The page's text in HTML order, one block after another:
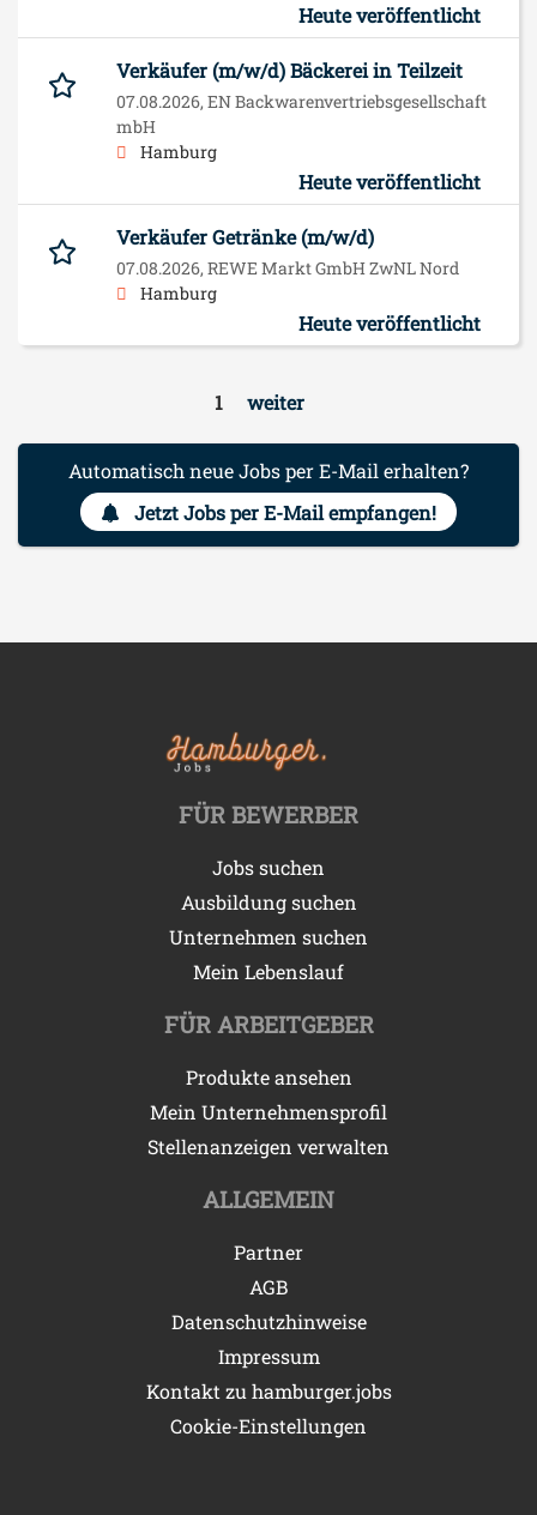
Heute veröffentlicht
Verkäufer (m/w/d) Bäckerei in Teilzeit
07.08.2026, EN Backwarenvertriebsgesellschaft
mbH
Hamburg
Heute veröffentlicht
Verkäufer Getränke (m/w/d)
07.08.2026, REWE Markt GmbH ZwNL Nord
Hamburg
Heute veröffentlicht
1 weiter
Automatisch neue Jobs per E-Mail erhalten?
Jetzt Jobs per E-Mail empfangen!
FÜR BEWERBER
Jobs suchen
Ausbildung suchen
Unternehmen suchen
Mein Lebenslauf
FÜR ARBEITGEBER
Produkte ansehen
Mein Unternehmensprofil
Stellenanzeigen verwalten
ALLGEMEIN
Partner
AGB
Datenschutzhinweise
Impressum
Kontakt zu hamburger.jobs
Cookie-Einstellungen